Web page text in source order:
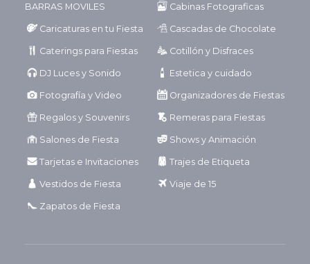
BARRAS MOVILES Cabinas Fotograficas
Caricaturas en tu Fiesta Cascadas de Chocolate
Caterings para Fiestas Cotillón y Disfraces
DJ Luces y Sonido Estetica y cuidado
Fotografía y Video Organizadores de Fiestas
Regalos y Souvenirs Remeras para Fiestas
Salones de Fiesta Shows y Animación
Tarjetas e Invitaciones Trajes de Etiqueta
Vestidos de Fiesta Viaje de 15
Zapatos de Fiesta